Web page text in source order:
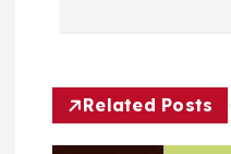
Related Posts